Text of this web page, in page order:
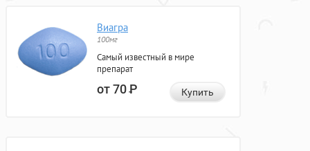
Виагра
100мг
Самый известный в мире
препарат
от 70Р Купить